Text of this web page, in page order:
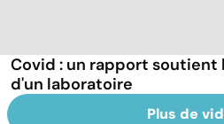
Covid : un rapport soutient
d'un laboratoire
Plus de